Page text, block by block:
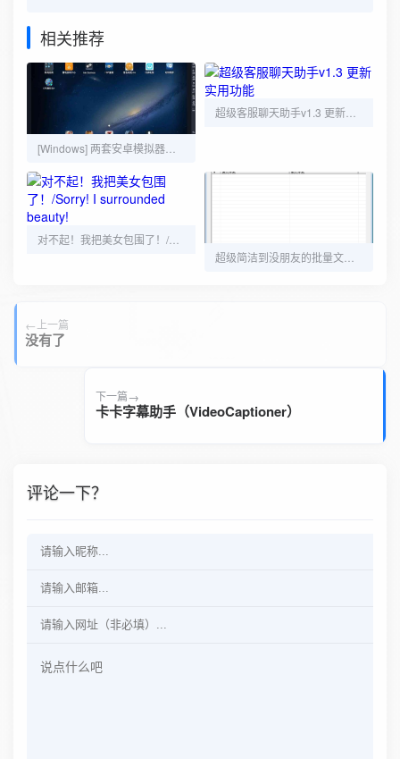
相关推荐
上一篇
没有了
下一篇
卡卡字幕助手（VideoCaptioner）
评论一下？